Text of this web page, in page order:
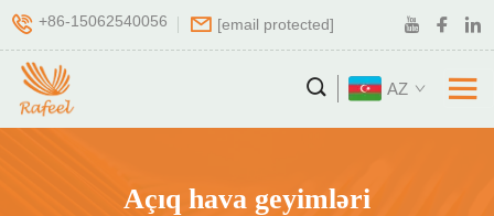
+86-15062540056 [email protected]
AZ
Açıq hava geyimləri